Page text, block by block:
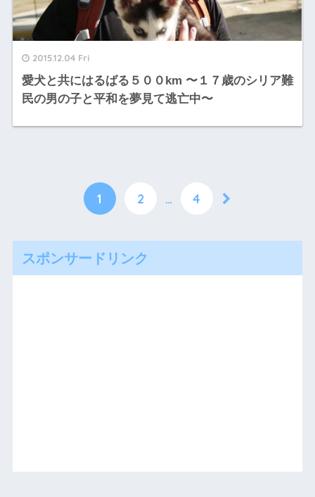
2015.12.04 Fri
愛犬と共にはるばる５００km 〜１７歳のシリア難
民の男の子と平和を夢見て逃亡中〜
1 2 … 4
スポンサードリンク